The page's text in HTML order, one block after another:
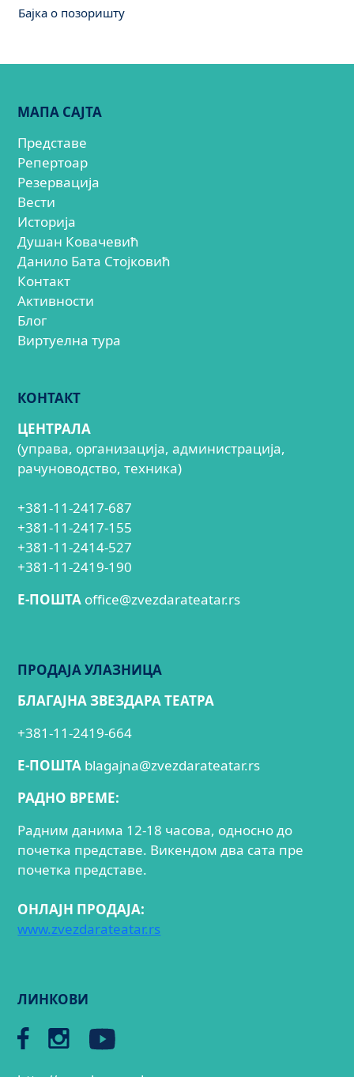
Бајка о позоришту
МАПА САЈТА
Представе
Репертоар
Резервација
Вести
Историја
Душан Ковачевић
Данило Бата Стојковић
Контакт
Активности
Блог
Виртуелна тура
КОНТАКТ
ЦЕНТРАЛА
(управа, организација, администрација,
рачуноводство, техника)
+381-11-2417-687
+381-11-2417-155
+381-11-2414-527
+381-11-2419-190
E-ПОШТА office@zvezdarateatar.rs
ПРОДАЈА УЛАЗНИЦА
БЛАГАЈНА ЗВЕЗДАРА ТЕАТРА
+381-11-2419-664
E-ПОШТА blagajna@zvezdarateatar.rs
РАДНО ВРЕМЕ:
Радним данима 12-18 часова, односно до
почетка представе. Викендом два сата пре
почетка представе.
ОНЛАЈН ПРОДАЈА:
www.zvezdarateatar.rs
ЛИНКОВИ